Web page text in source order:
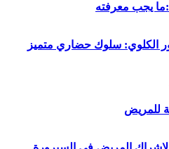
يجب معرفته
الكلوي: سلوك حضاري متميز
للمريض